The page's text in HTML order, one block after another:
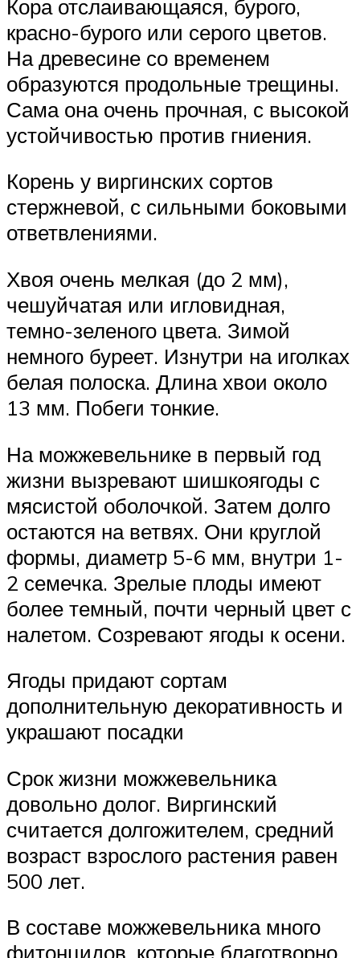
Кора отслаивающаяся, бурого,
красно-бурого или серого цветов.
На древесине со временем
образуются продольные трещины.
Сама она очень прочная, с высокой
устойчивостью против гниения.
Корень у виргинских сортов
стержневой, с сильными боковыми
ответвлениями.
Хвоя очень мелкая (до 2 мм),
чешуйчатая или игловидная,
темно-зеленого цвета. Зимой
немного буреет. Изнутри на иголках
белая полоска. Длина хвои около
13 мм. Побеги тонкие.
На можжевельнике в первый год
жизни вызревают шишкоягоды с
мясистой оболочкой. Затем долго
остаются на ветвях. Они круглой
формы, диаметр 5-6 мм, внутри 1-
2 семечка. Зрелые плоды имеют
более темный, почти черный цвет с
налетом. Созревают ягоды к осени.
Ягоды придают сортам
дополнительную декоративность и
украшают посадки
Срок жизни можжевельника
довольно долог. Виргинский
считается долгожителем, средний
возраст взрослого растения равен
500 лет.
В составе можжевельника много
фитонцидов, которые благотворно